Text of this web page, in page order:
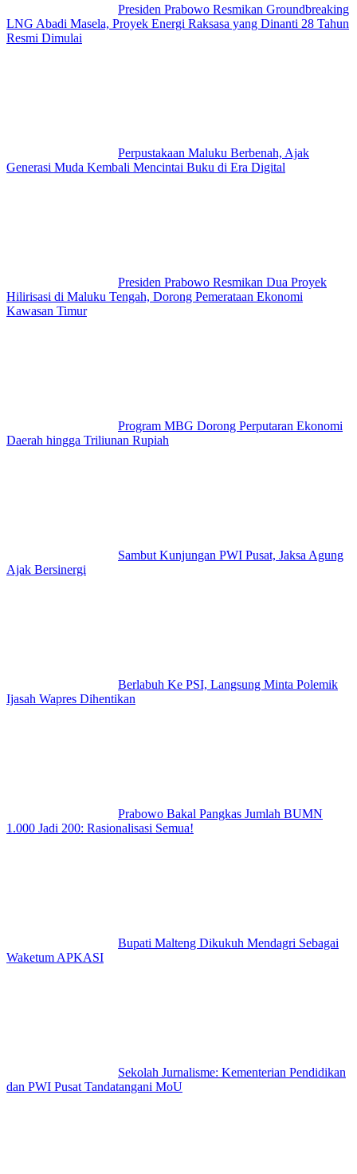
Presiden Prabowo Resmikan Groundbreaking
LNG Abadi Masela, Proyek Energi Raksasa yang Dinanti 28 Tahun
Resmi Dimulai
Perpustakaan Maluku Berbenah, Ajak
Generasi Muda Kembali Mencintai Buku di Era Digital
Presiden Prabowo Resmikan Dua Proyek
Hilirisasi di Maluku Tengah, Dorong Pemerataan Ekonomi
Kawasan Timur
Program MBG Dorong Perputaran Ekonomi
Daerah hingga Triliunan Rupiah
Sambut Kunjungan PWI Pusat, Jaksa Agung
Ajak Bersinergi
Berlabuh Ke PSI, Langsung Minta Polemik
Ijasah Wapres Dihentikan
Prabowo Bakal Pangkas Jumlah BUMN
1.000 Jadi 200: Rasionalisasi Semua!
Bupati Malteng Dikukuh Mendagri Sebagai
Waketum APKASI
Sekolah Jurnalisme: Kementerian Pendidikan
dan PWI Pusat Tandatangani MoU